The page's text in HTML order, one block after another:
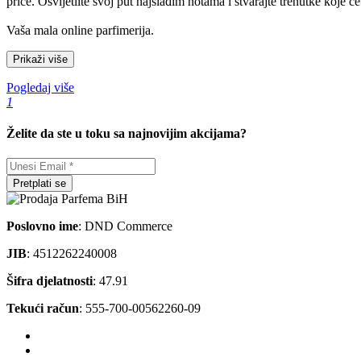
Vaša mala online parfimerija.
Prikaži više
Pogledaj više
1
Želite da ste u toku sa najnovijim akcijama?
Pretplati se
Poslovno ime: DND Commerce
JIB: 4512262240008
Šifra djelatnosti: 47.91
Tekući račun: 555-700-00562260-09